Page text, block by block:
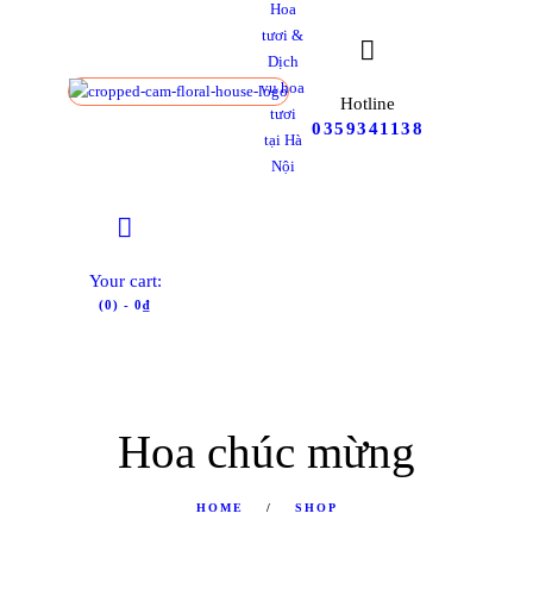
Hoa
tươi &
Dịch
vụ hoa
tươi
tại Hà
Nội
Hotline
0359341138
Your cart:
(0) -0₫
Hoa chúc mừng
HOME SHOP